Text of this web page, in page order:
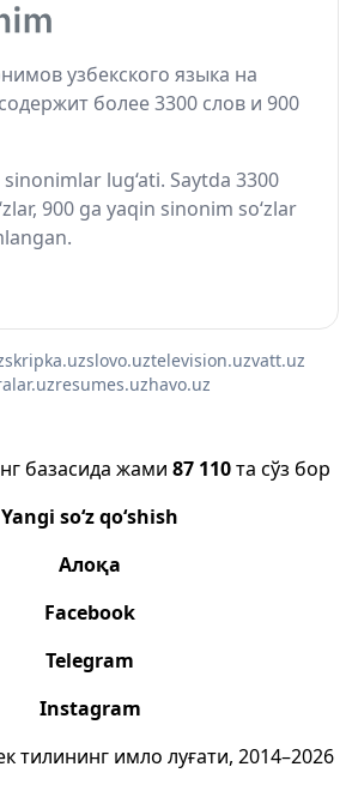
узбекского языка на
более 3300 слов и 900
lug‘ati. Saytda 3300
900 ga yaqin sinonim so‘zlar
skripka.uzslovo.uztelevision.uzvatt.uz
resumes.uzhavo.uz
базасида жами 87 110та сўз бор
Yangi so‘z qo‘shish
Алоқа
Facebook
Telegram
Instagram
тилининг имло луғати, 2014–2026